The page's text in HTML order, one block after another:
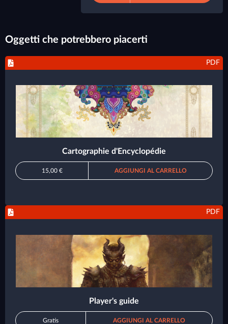
Oggetti che potrebbero piacerti
PDF
Cartographie d'Encyclopédie
15,00 € AGGIUNGI AL CARRELLO
PDF
Player's guide
Gratis AGGIUNGI AL CARRELLO